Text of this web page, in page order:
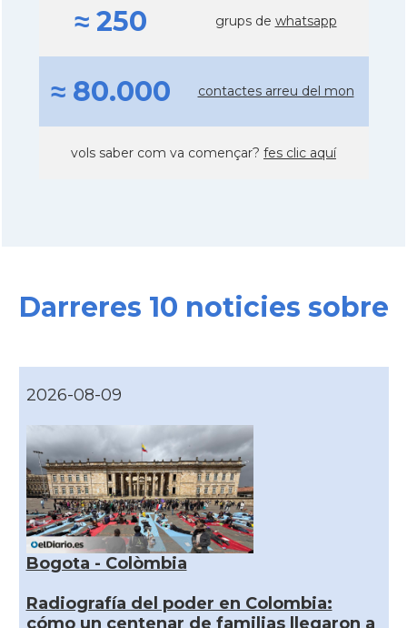
≈ 250 grups de whatsapp
≈ 80.000 contactes arreu del mon
vols saber com va començar? fes clic aquí
Darreres 10 noticies sobre
2026-08-09
Bogota - Colòmbia
Radiografía del poder en Colombia:
cómo un centenar de familias llegaron a